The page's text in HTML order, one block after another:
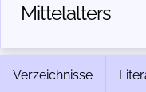
Mittelalters
Verzeichnisse